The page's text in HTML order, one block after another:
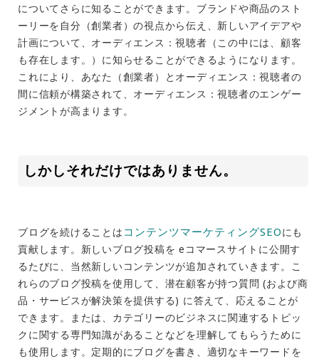
についてさらに知ることができます。ブランドや商品のスト
ーリーを自分（創業者）の視点から伝え、新しいアイデアや
計画について、オーディエンス：視聴者（この中には、顧客
も存在します。）に知らせることができるようになります。
これにより、あなた（創業者）と オーディエンス：視聴者の
間に信頼が構築されて、 オーディエンス：視聴者のエンゲー
ジメントが高まります。
しかしそれだけではありません。
ブログを続けることは コンテンツマーケティングSEOにも
貢献します。新しいブログ投稿を eコマースサイトに公開す
るたびに、当然新しいコンテンツが追加されていきます。こ
れらのブログ投稿を使用して、潜在顧客が持つ質問 (および商
品・サービスが解決策を提供する) に答えて、応えることが
できます。または、カテゴリーのビジネスに関連するトピッ
クに関する専門知識があることなどを理解してもらうために
も使用します。定期的にブログを書き、適切なキーワードを